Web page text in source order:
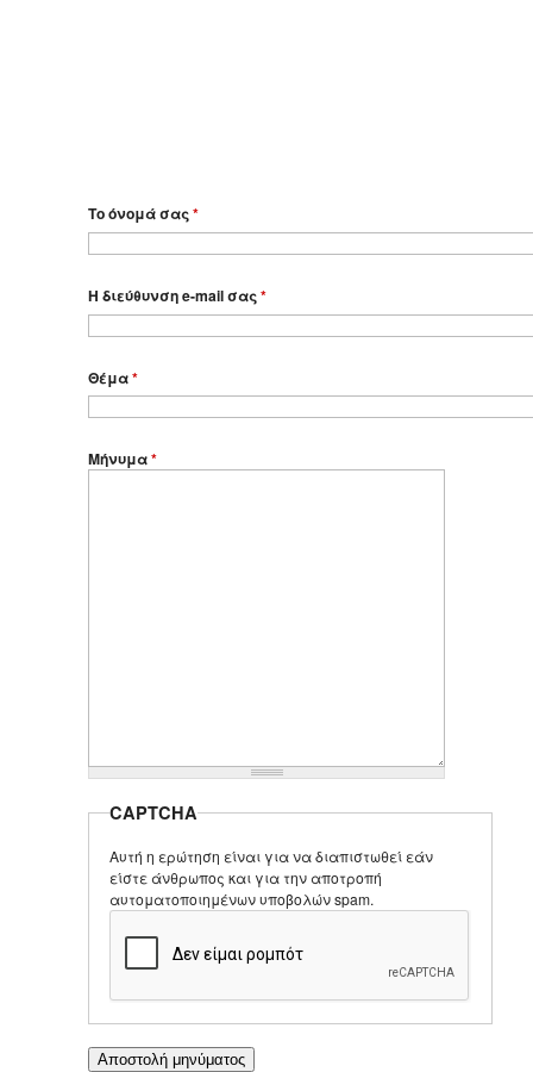
Το όνομά σας*
Η διεύθυνση e-mail σας*
Θέμα*
Μήνυμα*
CAPTCHA
Αυτή η ερώτηση είναι για να διαπιστωθεί εάν
είστε άνθρωπος και για την αποτροπή
αυτοματοποιημένων υποβολών spam.